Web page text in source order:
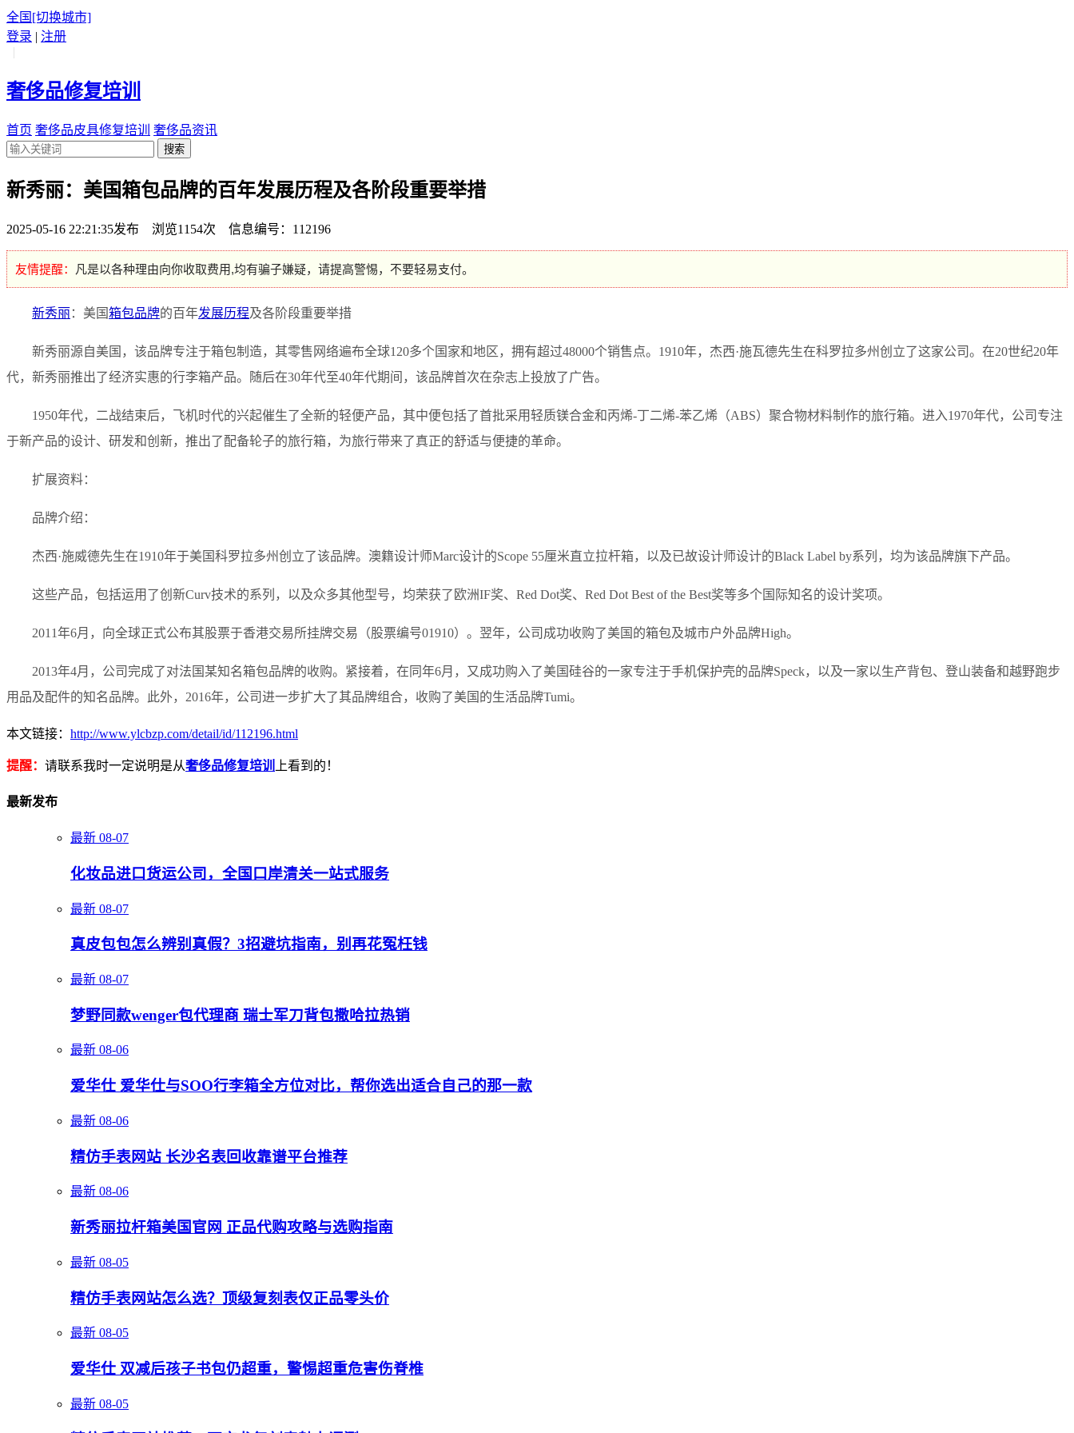
全国 [切换城市]
登录 | 注册
|
奢侈品修复培训
首页 奢侈品皮具修复培训 奢侈品资讯
搜索
新秀丽：美国箱包品牌的百年发展历程及各阶段重要举措
2025-05-16 22:21:35发布 浏览1154次 信息编号：112196
友情提醒： 凡是以各种理由向你收取费用,均有骗子嫌疑，请提高警惕，不要轻易支付。
新秀丽 ：美国箱包品牌的百年发展历程及各阶段重要举措
新秀丽源自美国，该品牌专注于箱包制造，其零售网络遍布全球120多个国家和地区，拥有超过48000个销售点。1910年，杰西·施瓦德先生在科罗拉多州创立了这家公司。在20世纪20年
代，新秀丽推出了经济实惠的行李箱产品。随后在30年代至40年代期间，该品牌首次在杂志上投放了广告。
1950年代，二战结束后，飞机时代的兴起催生了全新的轻便产品，其中便包括了首批采用轻质镁合金和丙烯-丁二烯-苯乙烯（ABS）聚合物材料制作的旅行箱。进入1970年代，公司专注
于新产品的设计、研发和创新，推出了配备轮子的旅行箱，为旅行带来了真正的舒适与便捷的革命。
扩展资料：
品牌介绍：
杰西·施威德先生在1910年于美国科罗拉多州创立了该品牌。澳籍设计师Marc设计的Scope 55厘米直立拉杆箱，以及已故设计师设计的Black Label by系列，均为该品牌旗下产品。
这些产品，包括运用了创新Curv技术的系列，以及众多其他型号，均荣获了欧洲IF奖、Red Dot奖、Red Dot Best of the Best奖等多个国际知名的设计奖项。
2011年6月，向全球正式公布其股票于香港交易所挂牌交易（股票编号01910）。翌年，公司成功收购了美国的箱包及城市户外品牌High。
2013年4月，公司完成了对法国某知名箱包品牌的收购。紧接着，在同年6月，又成功购入了美国硅谷的一家专注于手机保护壳的品牌Speck，以及一家以生产背包、登山装备和越野跑步
用品及配件的知名品牌。此外，2016年，公司进一步扩大了其品牌组合，收购了美国的生活品牌Tumi。
本文链接： http://www.ylcbzp.com/detail/id/112196.html
提醒： 请联系我时一定说明是从奢侈品修复培训 上看到的！
最新发布
最新 08-07
化妆品进口货运公司，全国口岸清关一站式服务
最新 08-07
真皮包包怎么辨别真假？3招避坑指南，别再花冤枉钱
最新 08-07
梦野同款wenger包代理商 瑞士军刀背包撒哈拉热销
最新 08-06
爱华仕 爱华仕与SOO行李箱全方位对比，帮你选出适合自己的那一款
最新 08-06
精仿手表网站 长沙名表回收靠谱平台推荐
最新 08-06
新秀丽拉杆箱美国官网 正品代购攻略与选购指南
最新 08-05
精仿手表网站怎么选？顶级复刻表仅正品零头价
最新 08-05
爱华仕 双减后孩子书包仍超重，警惕超重危害伤脊椎
最新 08-05